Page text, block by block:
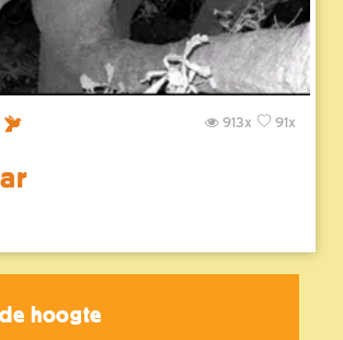
91x
913x
hoogte